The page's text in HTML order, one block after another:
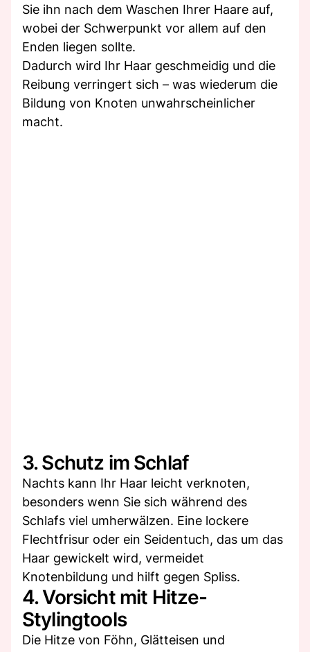
Sie ihn nach dem Waschen Ihrer Haare auf,
wobei der Schwerpunkt vor allem auf den
Enden liegen sollte.
Dadurch wird Ihr Haar geschmeidig und die
Reibung verringert sich – was wiederum die
Bildung von Knoten unwahrscheinlicher
macht.
3. Schutz im Schlaf
Nachts kann Ihr Haar leicht verknoten,
besonders wenn Sie sich während des
Schlafs viel umherwälzen. Eine lockere
Flechtfrisur oder ein Seidentuch, das um das
Haar gewickelt wird, vermeidet
Knotenbildung und hilft gegen Spliss.
4. Vorsicht mit Hitze-
Stylingtools
Die Hitze von Föhn, Glätteisen und